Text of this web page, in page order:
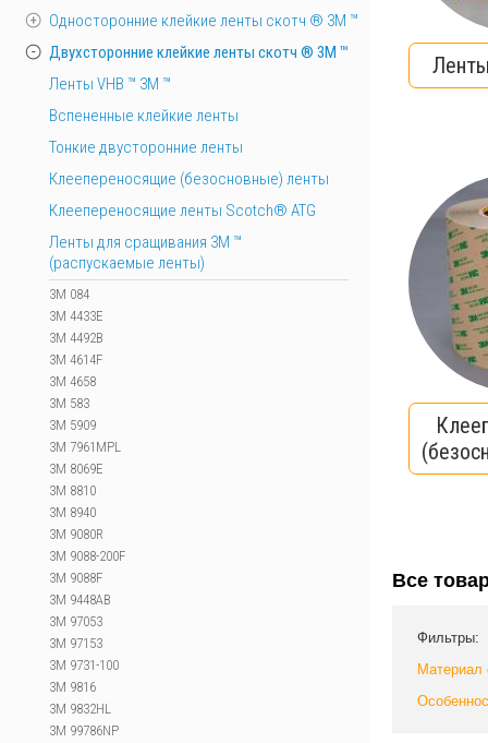
Все
Фильтры:
Материал
Односторонние клейкие ленты скотч ® 3M ™
Двухсторонние клейкие ленты скотч ® 3M ™
Ленты VHB ™ 3M ™
Вспененные клейкие ленты
Тонкие двусторонние ленты
Клеепереносящие (безосновные) ленты
Клеепереносящие ленты Scotch® ATG
Ленты для сращивания 3М ™
(распускаемые ленты)
3M 084
3M 4433E
3M 4492B
3M 4614F
3M 4658
3M 583
3M 5909
3M 7961MPL
3M 8069E
3M 8810
3M 8940
3M 9080R
3M 9088-200F
3M 9088F
3M 9448AB
3M 97053
3M 97153
3M 9731-100
3M 9816
3M 9832HL
3M 99786NP